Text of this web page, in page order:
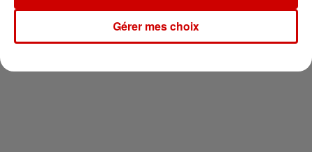
Newsletter
Gérer mes choix